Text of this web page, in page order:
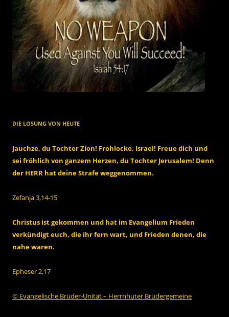
DIE LOSUNG VON HEUTE
Jauchze, du Tochter Zion! Frohlocke, Israel! Freue dich und
sei fröhlich von ganzem Herzen, du Tochter Jerusalem! Denn
der HERR hat deine Strafe weggenommen.
Zefanja 3,14-15
Christus ist gekommen und hat im Evangelium Frieden
verkündigt euch, die ihr fern wart, und Frieden denen, die
nahe waren.
Epheser 2,17
© Evangelische Brüder-Unität – Herrnhuter Brüdergemeine